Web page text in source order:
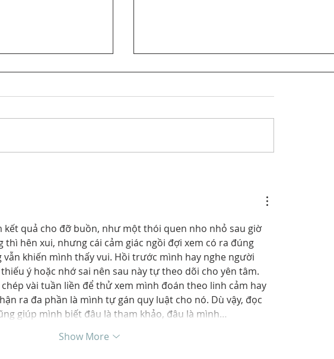
regarding The
the creation and
programming in
MAP’s Randy Kitt Presents for CRTC on
kết quả cho đỡ buồn, như một thói quen nho nhỏ sau giờ
thì hên xui, nhưng cái cảm giác ngồi đợi xem có ra đúng
vẫn khiến mình thấy vui. Hồi trước mình hay nghe người
ý hoặc nhớ sai nên sau này tự theo dõi cho yên tâm.
vài tuần liền để thử xem mình đoán theo linh cảm hay
ra đa phần là mình tự gán quy luật cho nó. Dù vậy, đọc
giúp mình biết đâu là tham khảo, đâu là mình…
Show More